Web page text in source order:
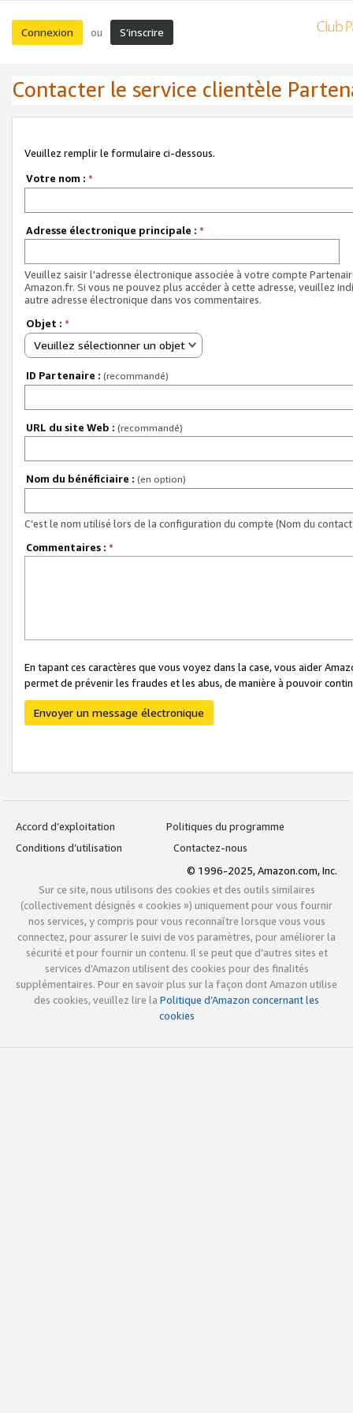
Connexion ou S’inscrire
Contacter le service clientèle
Veuillez remplir le formulaire ci-dessous.
Votre nom : *
Adresse électronique principale : *
Veuillez saisir l'adresse électronique associée à votre compte
Amazon.fr. Si vous ne pouvez plus accéder à cette adresse, veuillez
autre adresse électronique dans vos commentaires.
Objet : *
Veuillez sélectionner un objet
ID Partenaire : (recommandé)
URL du site Web : (recommandé)
Nom du bénéficiaire : (en option)
C'est le nom utilisé lors de la configuration du compte (Nom du
Commentaires : *
En tapant ces caractères que vous voyez dans la case, vous aider
permet de prévenir les fraudes et les abus, de manière à pouvoir
Envoyer un message électronique
Accord d’exploitation
Politiques du programme
Conditions d’utilisation
Contactez-nous
© 1996-2025, Amazon.com, Inc.
Sur ce site, nous utilisons des cookies et des outils similaires
(collectivement désignés « cookies ») uniquement pour vous fournir
nos services, y compris pour vous reconnaître lorsque vous vous
connectez, pour assurer le suivi de vos paramètres, pour améliorer la
sécurité et pour fournir un contenu. Il se peut que d’autres sites et
services d’Amazon utilisent des cookies pour des finalités
supplémentaires. Pour en savoir plus sur la façon dont Amazon utilise
des cookies, veuillez lire la Politique d’Amazon concernant les
cookies